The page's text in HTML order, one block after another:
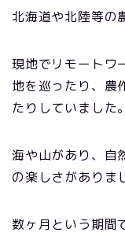
北海道や北陸等の
現地でリモートワ
地を巡ったり、農
たりしていました。
海や山があり、自
の楽しさがありま
数ヶ月という期間